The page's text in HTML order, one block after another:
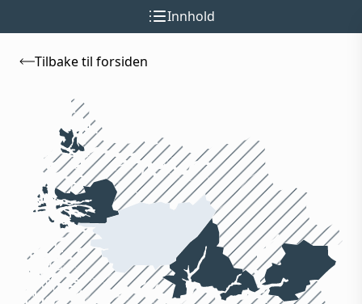
Tilbake til forsiden
Innhold